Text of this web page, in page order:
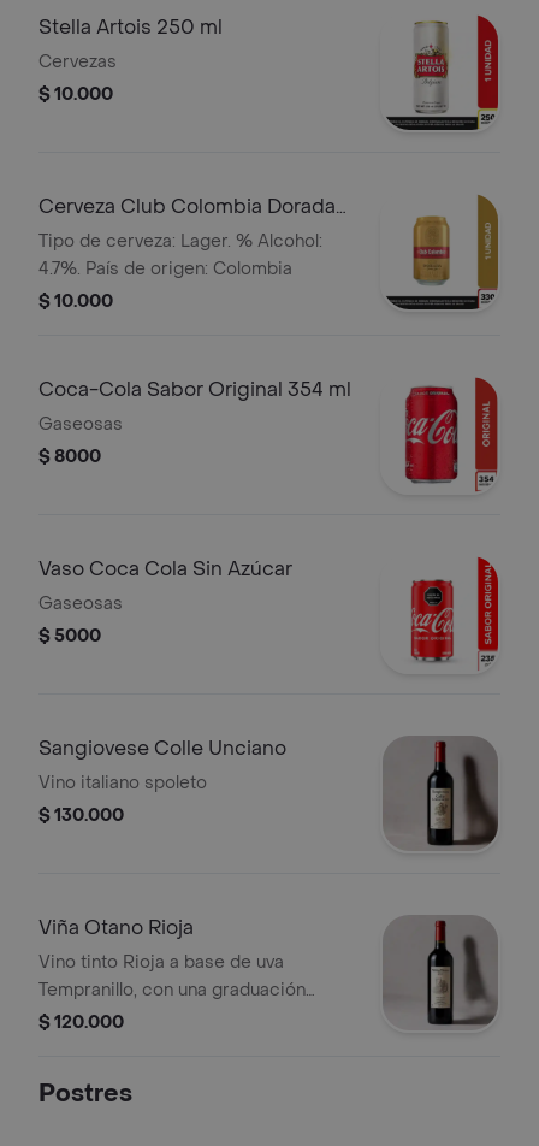
Stella Artois 250 ml
Cervezas
$ 10.000
Cerveza Club Colombia Dorada
Lta 330ml
Tipo de cerveza: Lager. % Alcohol:
4.7%. País de origen: Colombia
$ 10.000
Coca-Cola Sabor Original 354 ml
Gaseosas
$ 8000
Vaso Coca Cola Sin Azúcar
Gaseosas
$ 5000
Sangiovese Colle Unciano
Vino italiano spoleto
$ 130.000
Viña Otano Rioja
Vino tinto Rioja a base de uva
Tempranillo, con una graduación
alcohólica de 14.0% ABV, envejecido
$ 120.000
Postres